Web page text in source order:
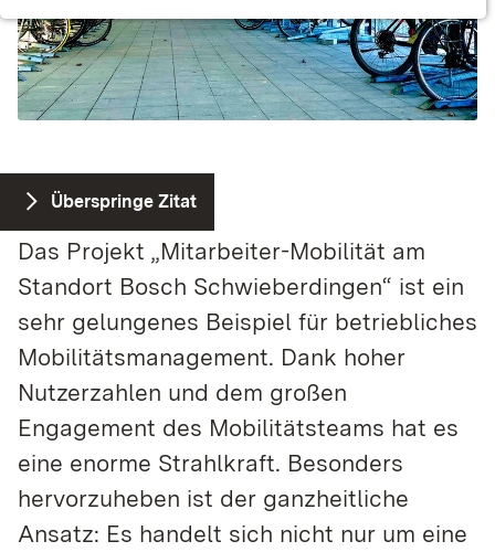
Überspringe Zitat
Das Projekt „Mitarbeiter-Mobilität am
Standort Bosch Schwieberdingen“ ist ein
sehr gelungenes Beispiel für betriebliches
Mobilitätsmanagement. Dank hoher
Nutzerzahlen und dem großen
Engagement des Mobilitätsteams hat es
eine enorme Strahlkraft. Besonders
hervorzuheben ist der ganzheitliche
Ansatz: Es handelt sich nicht nur um eine
Technisch notwendige Cookies ermöglichen
grundlegende Funktionen und sind für die
einwandfreie Funktion der Webseite erforderlich.
STATISTIK
Optimierung der Webseite verwendet.
Matomo
_pk_id, _pk_ref
neue-mobilitaet-bw.de
Zweck:
Coo­kie von Matomo für Web­site-Ana­ly­sen. Wird
spei­chern, wie z. B. die ein­deu­tige Besu­cher-ID.